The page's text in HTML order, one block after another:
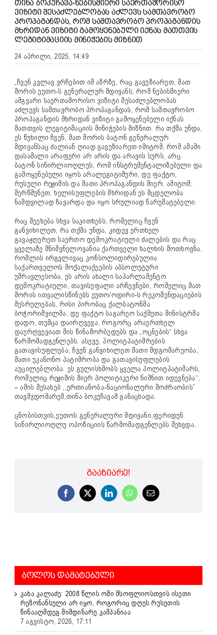
ᲗᲘᲜᲐ ᲑᲝᲙᲣᲩᲐᲕᲐ-ᲜᲔᲑᲘᲡᲛᲘᲔᲠᲘ ᲡᲐᲔᲠᲗᲐᲨᲝᲠᲘᲡᲝ
ᲕᲘᲖᲘᲢᲘ ᲨᲔᲡᲐᲫᲚᲔᲑᲚᲝᲑᲐᲡ ᲐᲫᲚᲔᲕᲡ ᲡᲐᲛᲗᲐᲕᲠᲝᲑᲝ
ᲞᲠᲝᲞᲐᲒᲐᲜᲓᲐᲡ, ᲠᲝᲛ ᲡᲐᲛᲗᲐᲕᲠᲝᲑᲝ ᲞᲠᲝᲞᲐᲒᲐᲜᲓᲘᲡ
ᲛᲮᲠᲘᲓᲐᲜ ᲕᲘᲖᲘᲢᲘ ᲒᲐᲛᲝᲧᲔᲜᲔᲑᲣᲚᲘ ᲘᲥᲜᲐᲡ ᲛᲐᲗᲗᲕᲘᲡ
ᲚᲔᲒᲘᲢᲘᲛᲐᲪᲘᲘᲡ ᲛᲘᲜᲘᲭᲔᲑᲘᲡ ᲛᲘᲖᲜᲘᲗ
24 აპრილი, 2025, 14:49
„ჩვენ კვლავ ვრჩებით იმ აზრზე, რაც გავუზიარეთ, მათ
შორის ეუთო-ს გენერალურ მდივანს, რომ ნებისმიერი
ამგვარი საერთაშორისო ვიზიტი შესაძლებლობას
აძლევს სამთავრობო პროპაგანდას, რომ სამთავრობო
პროპაგანდის მხრიდან ვიზიტი გამოყენებული იქნას
მათთვის ლეგიტიმაციის მინიჭების მიზნით. რა თქმა უნდა,
ეს წუხილი ჩვენ, მათ შორის ბატონ გენერალურ
მდივანსაც ძალიან ღიად გავუზიარეთ იმიტომ, რომ ამაში
დასამალი არაფერი არ არის და არავის სურს, არც
ბატონ სინირლიოღლუს, რომ ინსტრუმენტალიზებული და
გამოყენებული იყოს არალეგიტიმური, დე ფაქტო,
რუსული რეჟიმის და მათი პროპაგანდის მიერ. ამიტომ,
მერწმუნეთ, ხელისუფლების მხრიდან ეს მცდელობა
ნამდვილად ჩავარდა და იყო სრულიად წარუმატებელი.
რაც შეეხება სხვა საკითხებს, რომელიც ჩვენ
განვიხილეთ, რა თქმა უნდა, კიდევ ერთხელ
გავაჟღერეთ საერთო დემოკრატიული ძალების და რაც
ყველაზე მნიშვნელოვანია ქართველი ხალხის მოთხოვნა,
რომლის ირგვლივაც კონსოლიდირებულია
საქართველოს მოქალაქეების აბსოლუტური
უმრავლესობა, ეს არის ახალი საპარლამენტო
დემოკრატიული, თავისუფალი არჩევნები, რომელიც მათ
შორის ითვალისწინებს ეუთო/ოდირი-ს რეკომენდაციების
შესრულებას, რისი პირობაც ქალბატონმა
ბოჭორიშვილმა, დე ფაქტო საგარეო საქმეთა მინისტრმა
დადო, თუმცა დაირღვევა, როგორც არაერთხელ
დაურღვევიათ მის წინამორბედებს და „ოცნების“ სხვა
წარმომადგენლებს. ასევე, პოლიტპატიმრების
გათავისუფლება, ჩვენ განვიხილეთ მათი მდგომარეობა,
მათი უკანონო პატიმრობა და გათავისუფლების
აუცილებლობა. ეს გულისხმობს ყველა პოლიტპატიმარს,
რომელიც რეჟიმის მიერ პოლიტიკური ნიშნით იდევნება“,
– ამის შესახებ ,,ერთიანობა-ნაციონალური მოძრაობის”
თავმჯდომარემ,თინა ბოკუჩავამ განაცხადა.
ცნობისთვის,ეუთოს გენერალური მდივანი,ფერიდუნ
სინირლიოღლუ ოპოზიციის წარმომადგენლებს შეხვდა.
ᲒᲐᲐᲖᲘᲐᲠᲔ!
Facebook
X LinkedInWhatsApp
Email
ᲑᲝᲚᲝᲡ ᲓᲐᲛᲐᲢᲔᲑᲣᲚᲘ
კახა კალაძე: 2008 წლის ომი მსოფლიოსთვის ისეთი
რეზონანსული არ იყო, როგორიც დღეს რუსეთის
წინააღმდეგ მიმდინარე კამპანიაა
7 აგვისტო, 2026, 17:11